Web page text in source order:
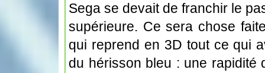
Sega se devait de franchir le
supérieure. Ce sera chose
qui reprend en 3D tout ce qui
du hérisson bleu : une rapidité